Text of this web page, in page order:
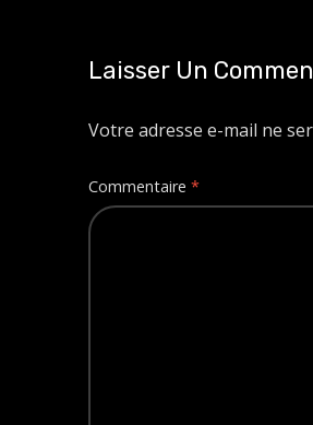
Laisser Un
Votre adresse e-mail ne
Commentaire *